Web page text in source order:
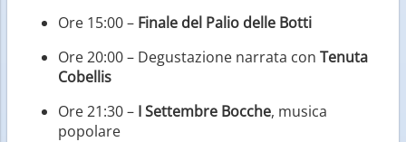
Ore 15:00 – Finale del Palio delle Botti
Ore 20:00 – Degustazione narrata con Tenuta
Cobellis
Ore 21:30 – I Settembre Bocche, musica
popolare